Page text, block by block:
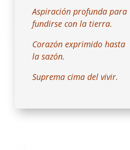
Aspiración profunda para
fundirse con la tierra.
Corazón exprimido hasta
la sazón.
Suprema cima del vivir.